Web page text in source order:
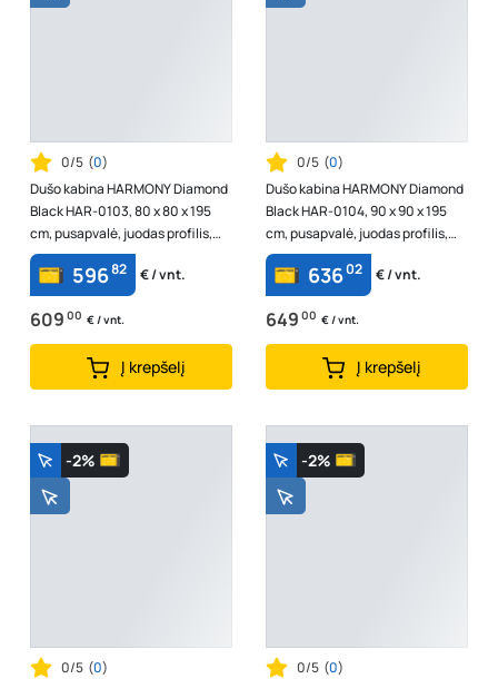
0/5 (0)
Dušo kabina HARMONY Diamond
Black HAR-0103, 80 x 80 x 195
cm, pusapvalė, juodas profilis,
skaidrus 6 mm stiklas, be padė...
59682 € / vnt.
609 00 € / vnt.
Į krepšelį
0/5 (0)
Dušo kabina HARMONY Diamond
Black HAR-0104, 90 x 90 x 195
cm, pusapvalė, juodas profilis,
skaidrus 6 mm stiklas, be padė...
63602 € / vnt.
649 00 € / vnt.
Į krepšelį
-2%
0/5 (0)
-2%
0/5 (0)